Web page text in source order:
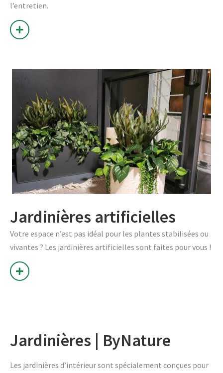
l’entretien.
Jardinières artificielles
Votre espace n’est pas idéal pour les plantes stabilisées ou
vivantes ? Les jardinières artificielles sont faites pour vous !
Jardinières | ByNature
Les jardinières d’intérieur sont spécialement conçues pour